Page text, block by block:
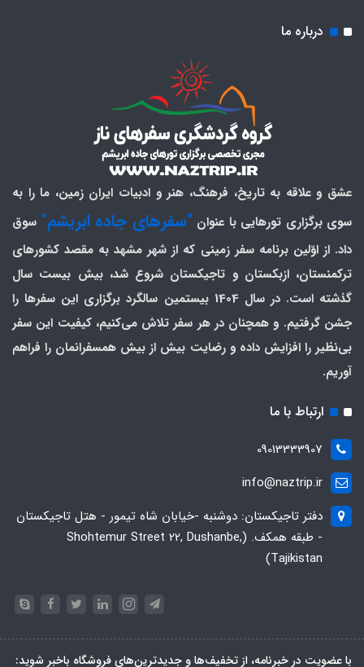
درباره ما
عشق و علاقه به تاریخ، فرهنگ، هنر و ادبیات ایران زمین، ما را به
سوی برگزاری تورهایی با عنوان "سفرهای جاده ابریشم" سوق
داد. از اوّلین برنامه سفر زمینی که از شهر مشهد به مقصد کشورهای
ترکمنستان، ازبکستان و تاجیکستان شروع شد، بیش بیست سال
گذشته است. در سال 1404 بیستمین سالگرد برگزاری این سفرها را
جشن گرفتیم. و همچنان در هر سفر تلاش می‌کنیم، کیفیت این سفر
بی‌نظیر را افزایش داده و رضایت بیش از بیش همسفرانمان را فراهم
آوریم.
ارتباط با ما
09013333907
info@naztrip.ir
دفتر تاجیکستان: دوشنبه -خیابان شاه تیمور - هتل تاجیکستان
- طبقه همکف. (Shohtemur Street 22, Dushanbe,
Tajikistan)
با عضویت در خبرنامه، از تخفیف‌ها و جدیدترین‌های فروشگاه باخبر شوید: